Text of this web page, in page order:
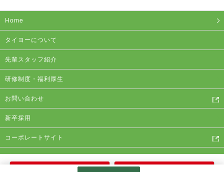
Home
タイヨーについて
先輩スタッフ紹介
研修制度・福利厚生
お問い合わせ
新卒採用
コーポレートサイト